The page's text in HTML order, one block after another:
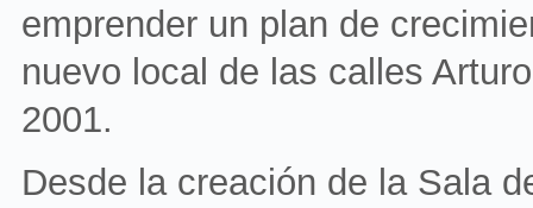
emprender un plan de
nuevo local de las calles
2001.
Desde la creación de la Sala